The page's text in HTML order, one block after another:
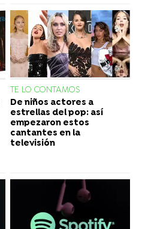
TE LO CONTAMOS
De niños actores a
estrellas del pop: así
empezaron estos
cantantes en la
televisión